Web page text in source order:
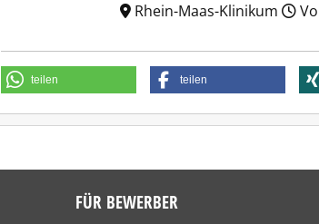
Rhein-Maas-Klinikum
teilen teilen
FÜR BEWERBER